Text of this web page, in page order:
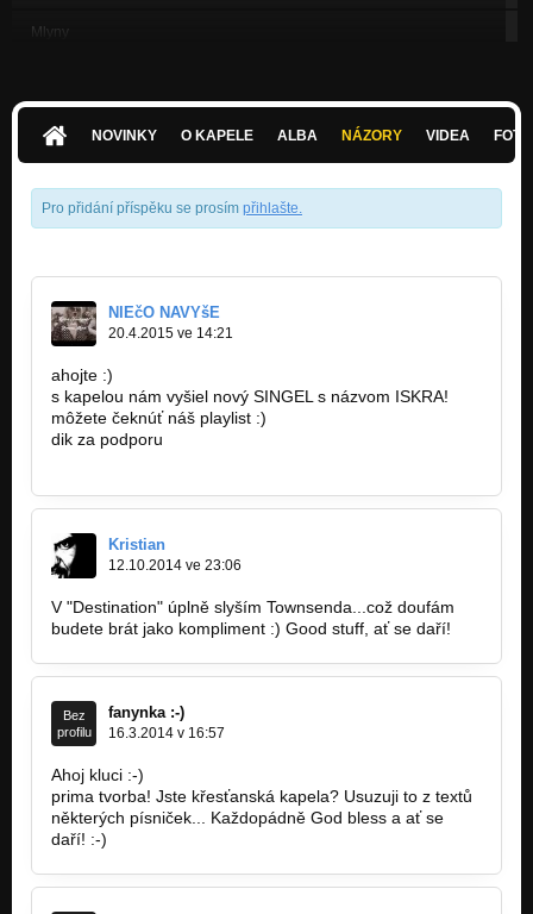
Mlyny
Moja mamasamafasa
Ruka do ohna
Nezařazeno
NOVINKY O KAPELE ALBA NÁZORY VIDEA
Pro přidání příspěku se prosím přihlašte
NIEčO NAVYšE
20.4.2015 ve 14:21
ahojte :)
s kapelou nám vyšiel nový SINGEL s názvom ISKRA!
môžete čeknúť náš playlist :)
dik za podporu
Kristian
12.10.2014 ve 23:06
V "Destination" úplně slyším Townsenda...což doufám
budete brát jako kompliment :) Good stuff, ať se daří!
Bez
profilu
fanynka :-)
16.3.2014 v 16:57
Ahoj kluci :-)
prima tvorba! Jste křesťanská kapela? Usuzuji to z textů
některých písniček... Každopádně God bless a ať se
daří! :-)